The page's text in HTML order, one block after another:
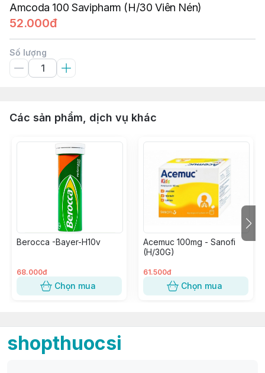
Amcoda 100 Savipharm (H/30 Viên Nén)
52.000đ
Số lượng
Các sản phẩm, dịch vụ khác
Berocca -Bayer-H10v
68.000đ
Chọn mua
Acemuc 100mg - Sanofi
(H/30G)
61.500đ
Chọn mua
shopthuocsi